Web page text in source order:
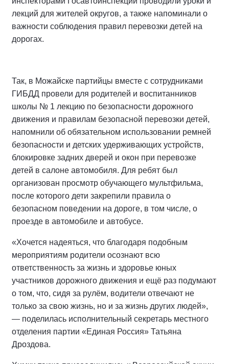
лекций для жителей округов, а также напоминали о
важности соблюдения правил перевозки детей на
дорогах.
Так, в Можайске партийцы вместе с сотрудниками
ГИБДД провели для родителей и воспитанников
школы № 1 лекцию по безопасности дорожного
движения и правилам безопасной перевозки детей,
напомнили об обязательном использовании ремней
безопасности и детских удерживающих устройств,
блокировке задних дверей и окон при перевозке
детей в салоне автомобиля. Для ребят был
организован просмотр обучающего мультфильма,
после которого дети закрепили правила о
безопасном поведении на дороге, в том числе, о
проезде в автомобиле и автобусе.
«Хочется надеяться, что благодаря подобным
мероприятиям родители осознают всю
ответственность за жизнь и здоровье юных
участников дорожного движения и ещё раз подумают
о том, что, сидя за рулём, водители отвечают не
только за свою жизнь, но и за жизнь других людей»,
— поделилась исполнительный секретарь местного
отделения партии «Единая Россия» Татьяна
Дроздова.